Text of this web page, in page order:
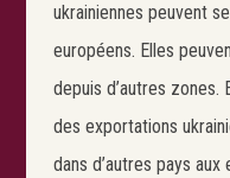
ukrainiennes peuvent
européens. Elles
depuis d’autres zones.
des exportations
dans d’autres pays